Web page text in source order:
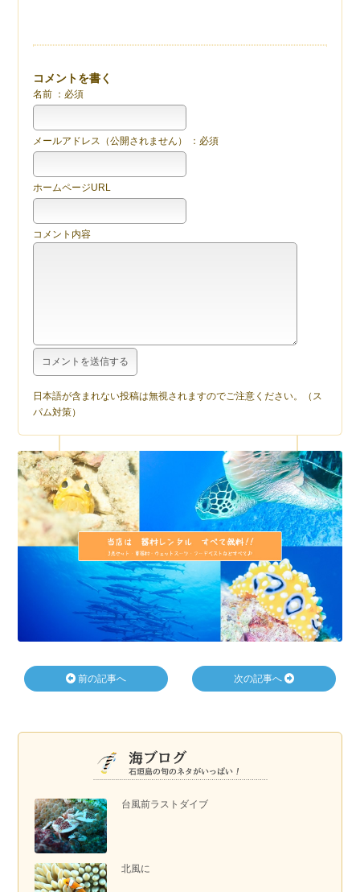
台風前ラストダイブ
北風に
コメントを書く
名前 ：必須
メールアドレス（公開されません） ：必須
ホームページURL
コメント内容
日本語が含まれない投稿は無視されますのでご注意ください。（ス
パム対策）
前の記事へ 次の記事へ